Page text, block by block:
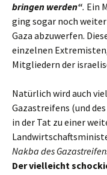
bringen werden“. Ein
ging sogar noch
Gaza abzuwerfen.
einzelnen
Mitgliedern der
Natürlich wird auch
Gazastreifens (und
in der Tat zu einer
Nakba des
Der vielleicht